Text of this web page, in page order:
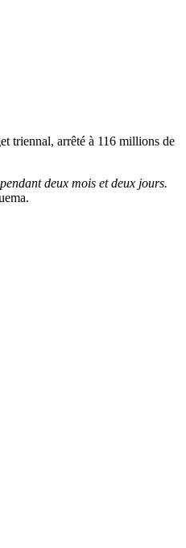
triennal, arrêté à 116 millions de
deux mois et deux jours.